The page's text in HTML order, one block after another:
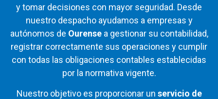
ytomar decisiones con mayor seguridad. Desde
nuestro despacho ayudamos a empresas y
autónomos de Ourense a gestionar su contabilidad,
registrar correctamente sus operaciones y cumplir
con todas las obligaciones contables establecidas
por la normativavigente.
Nuestro objetivo es proporcionar un servicio de